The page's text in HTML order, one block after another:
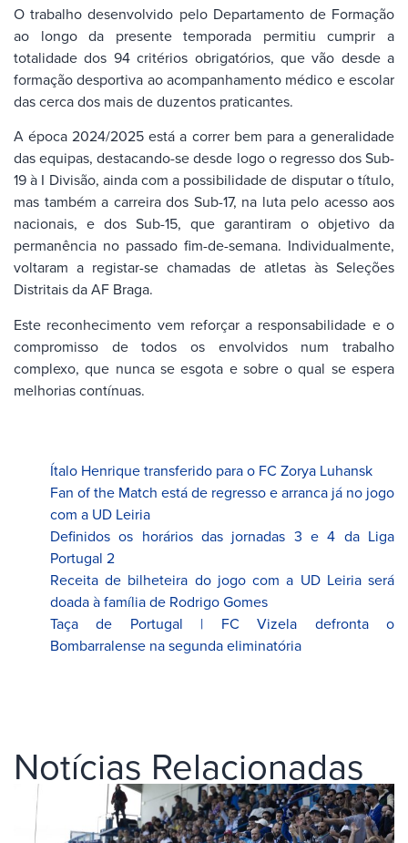
O trabalho desenvolvido pelo Departamento de Formação
ao longo da presente temporada permitiu cumprir a
totalidade dos 94 critérios obrigatórios, que vão desde a
formação desportiva ao acompanhamento médico e escolar
das cerca dos mais de duzentos praticantes.
A época 2024/2025 está a correr bem para a generalidade
das equipas, destacando-se desde logo o regresso dos Sub-
19 à I Divisão, ainda com a possibilidade de disputar o título,
mas também a carreira dos Sub-17, na luta pelo acesso aos
nacionais, e dos Sub-15, que garantiram o objetivo da
permanência no passado fim-de-semana. Individualmente,
voltaram a registar-se chamadas de atletas às Seleções
Distritais da AF Braga.
Este reconhecimento vem reforçar a responsabilidade e o
compromisso de todos os envolvidos num trabalho
complexo, que nunca se esgota e sobre o qual se espera
melhorias contínuas.
Ítalo Henrique transferido para o FC Zorya Luhansk
Fan of the Match está de regresso e arranca já no jogo
com a UD Leiria
Definidos os horários das jornadas 3 e 4 da Liga
Portugal 2
Receita de bilheteira do jogo com a UD Leiria será
doada à família de Rodrigo Gomes
Taça de Portugal | FC Vizela defronta o
Bombarralense na segunda eliminatória
Notícias Relacionadas